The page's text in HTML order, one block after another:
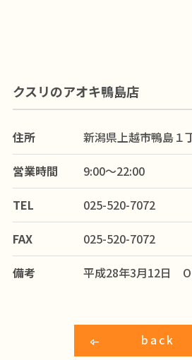
クスリのアオキ鴨島店
住所
新潟県上越市鴨島１
営業時間
9:00～22:00
TEL
025-520-7072
FAX
025-520-7072
備考
平成28年3月12日
back